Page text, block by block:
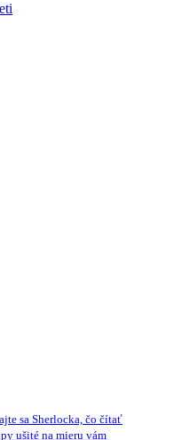
sa Sherlocka, čo čítať
ušité na mieru vám